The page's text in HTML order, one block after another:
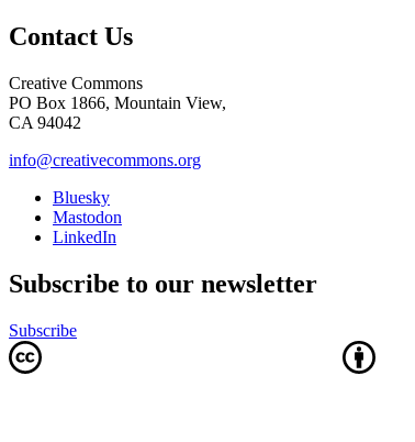
Contact Us
Creative Commons
PO Box 1866, Mountain View,
CA 94042
info@creativecommons.org
Bluesky
Mastodon
LinkedIn
Subscribe to our newsletter
Subscribe